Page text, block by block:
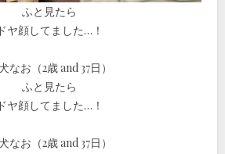
ふと見たら
ドヤ顔してました…！
なお（2歳 and 37日）
ふと見たら
ドヤ顔してました…！
なお（2歳 and 37日）